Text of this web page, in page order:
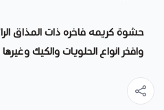
حشوة كريمه فاخره ذات المذاق
وافخر انواع الحلويات والكيك